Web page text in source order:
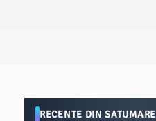
RECENTE DIN SATUMARE